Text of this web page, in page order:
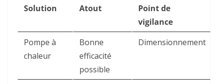
Solution Atout
Point de
vigilance
Pompe à
chaleur
Bonne
efficacité
possible
Dimensionnement